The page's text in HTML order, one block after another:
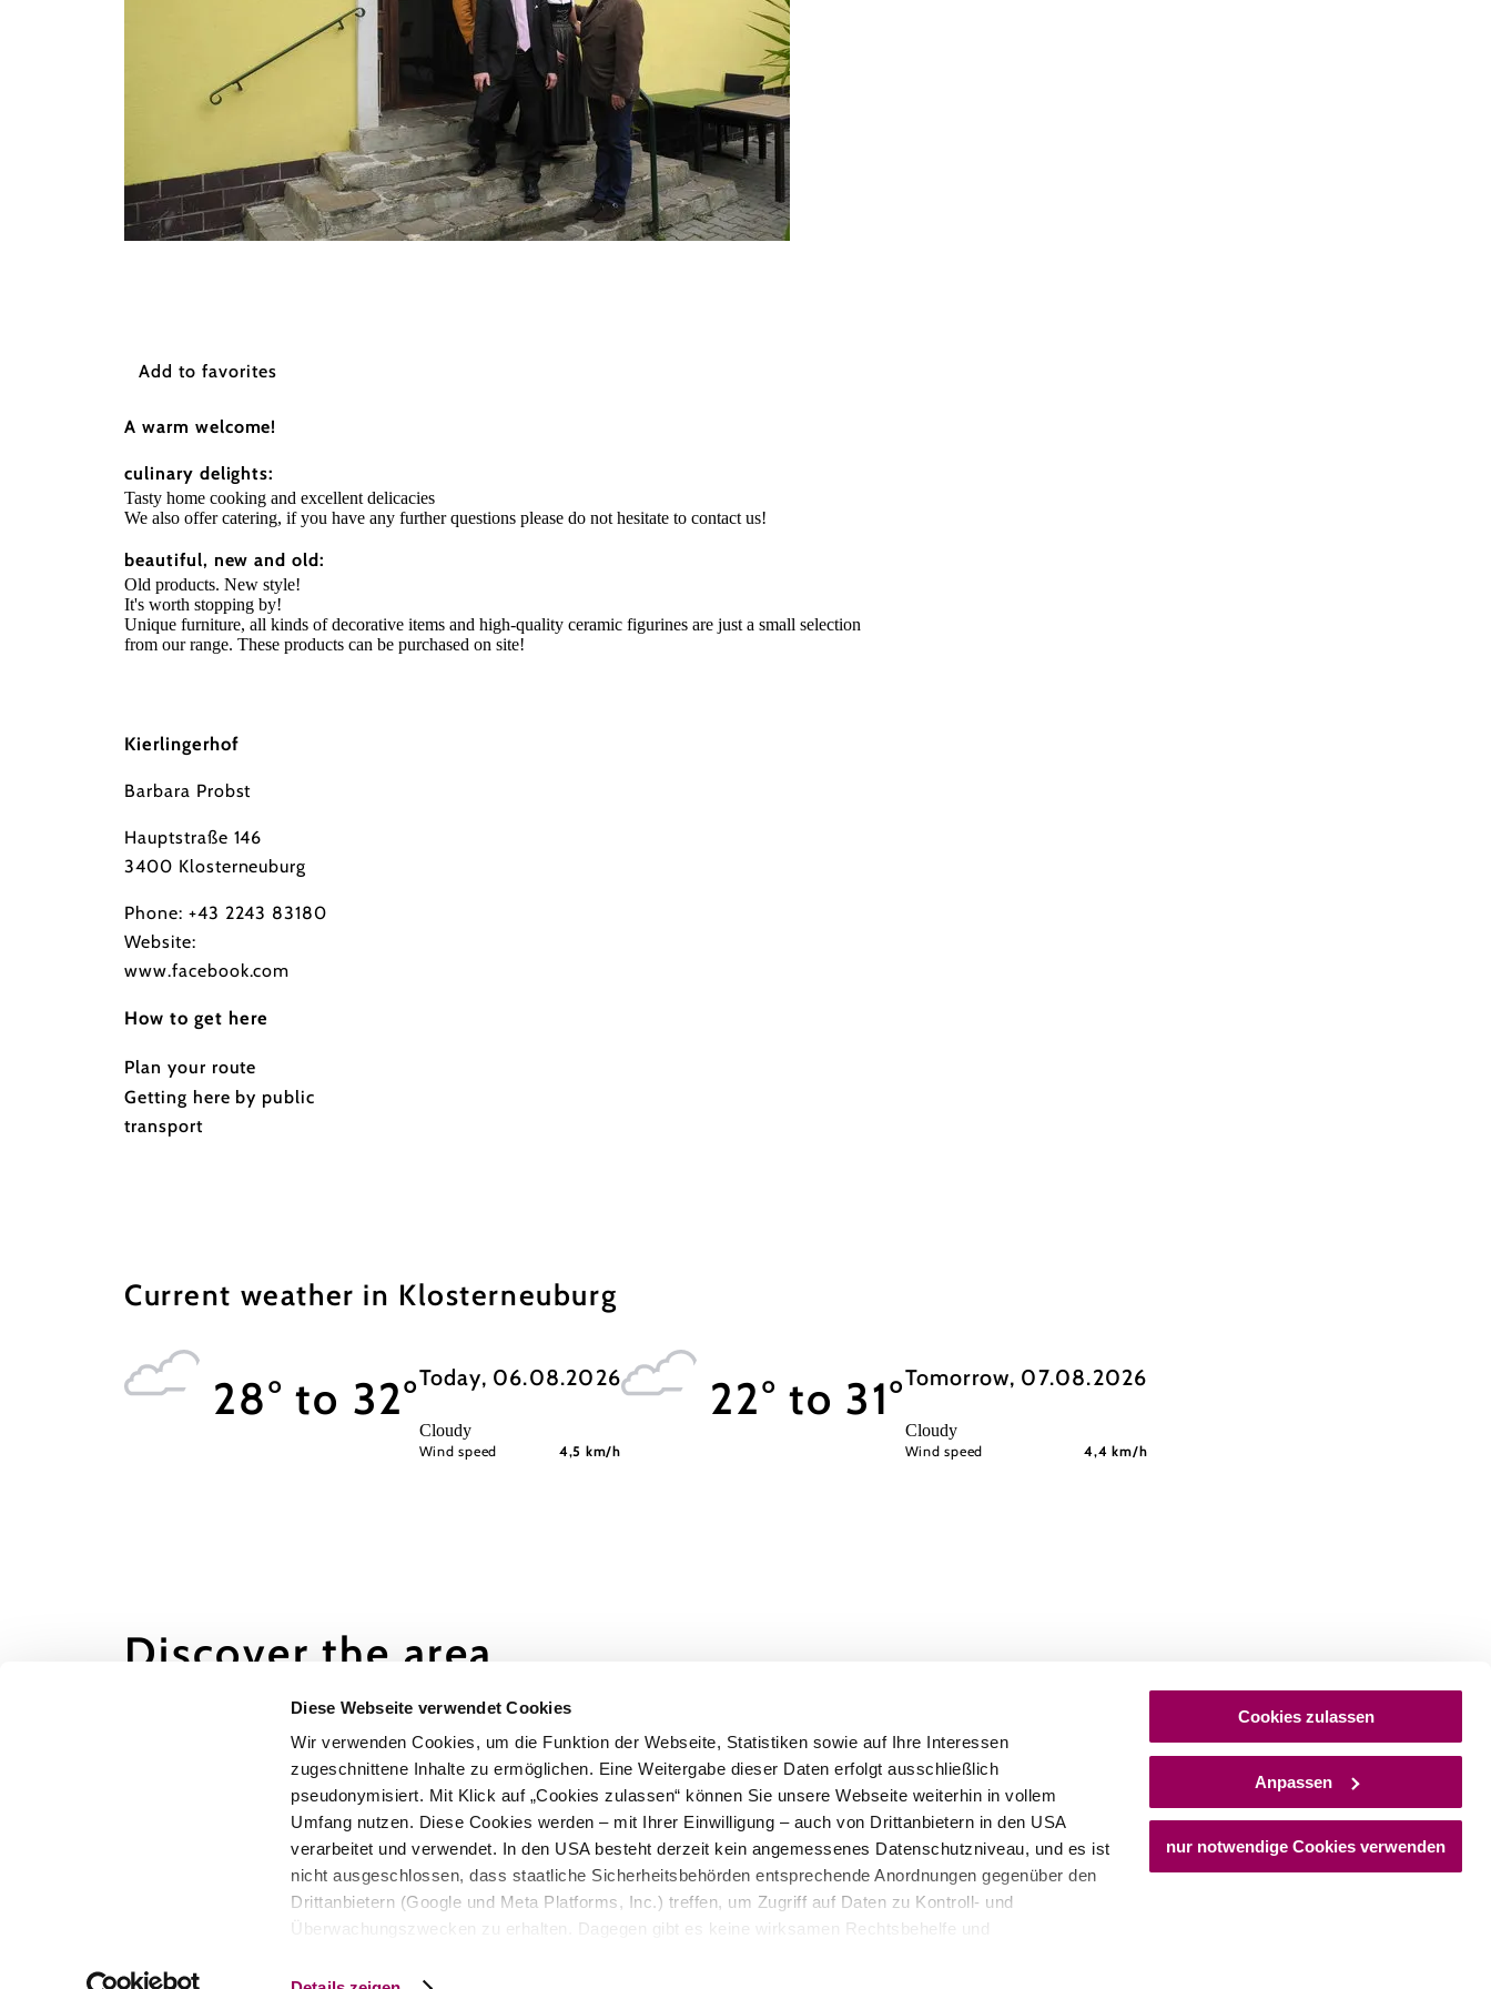
Diese Webseite verwendet Cookies
Wir verwenden Cookies, um die Funktion der Webseite, Statistiken sowie auf Ihre Interessen
zugeschnittene Inhalte zu ermöglichen. Eine Weitergabe dieser Daten erfolgt ausschließlich
pseudonymisiert. Mit Klick auf „Cookies zulassen“ können Sie unsere Webseite weiterhin in vollem
Umfang nutzen. Diese Cookies werden – mit Ihrer Einwilligung – auch von Drittanbietern in den USA
verarbeitet und verwendet. In den USA besteht derzeit kein angemessenes Datenschutzniveau, und es ist
nicht ausgeschlossen, dass staatliche Sicherheitsbehörden entsprechende Anordnungen gegenüber den
Drittanbietern (Google und Meta Platforms, Inc.) treffen, um Zugriff auf Daten zu Kontroll- und
Überwachungszwecken zu erhalten. Dagegen gibt es keine wirksamen Rechtsbehelfe und
personenbezogener Daten gewährt. Wir geben nur Ihre IP-Adresse (in gekürzter Form, sodass keine
Cookies zulassen
Anpassen
nur notwendige Cookies verwenden
Add to favorites
A warm welcome!
culinary delights:
Tasty home cooking and excellent delicacies
We also offer catering, if you have any further questions please do not hesitate to contact us!
beautiful, new and old:
Old products. New style!
It's worth stopping by!
Unique furniture, all kinds of decorative items and high-quality ceramic figurines are just a small selection
from our range. These products can be purchased on site!
Kierlingerhof
Barbara Probst
Hauptstraße 146
3400 Klosterneuburg
Phone: +43 2243 83180
Website:
www.facebook.com
How to get here
Plan your route
Getting here by public
transport
Current weather in Klosterneuburg
28° to 32°Today, 06.08.2026
Cloudy
Wind speed 4,5 km/h
22° to 31°Tomorrow, 07.08.2026
Cloudy
Wind speed 4,4 km/h
Discover the area
Attractions, hotels, tours &amp; more
Oops, an error occurred! Request: ec6bb7eee168a